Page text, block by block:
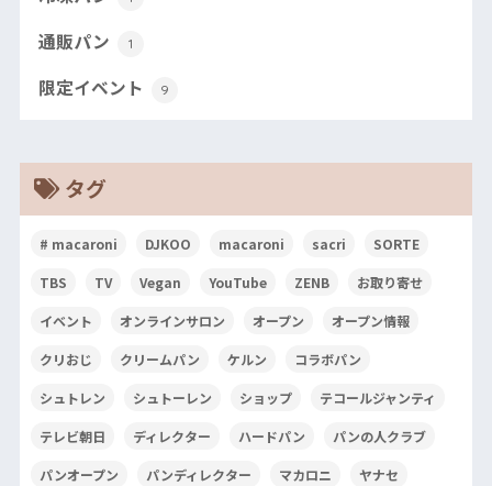
通販パン 1
限定イベント 9
タグ
# macaroni DJKOO macaroni sacri SORTE
TBS TV Vegan YouTube ZENB お取り寄せ
イベント オンラインサロン オープン オープン情報
クリおじ クリームパン ケルン コラボパン
シュトレン シュトーレン ショップ テコールジャンティ
テレビ朝日 ディレクター ハードパン パンの人クラブ
パンオープン パンディレクター マカロニ ヤナセ